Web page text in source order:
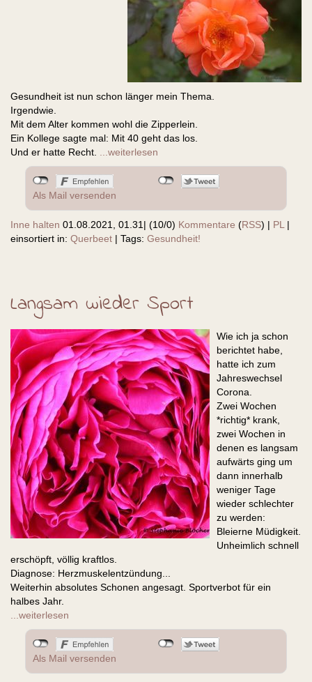
Gesundheit ist nun schon länger mein Thema.
Irgendwie.
Mit dem Alter kommen wohl die Zipperlein.
Ein Kollege sagte mal: Mit 40 geht das los.
Und er hatte Recht.
...weiterlesen
Als Mail versenden
Inne halten 01.08.2021, 01.31 | (10/0) Kommentare (RSS) | PL |
einsortiert in: Querbeet | Tags: Gesundheit!
Langsam wieder Sport
Wie ich ja schon
berichtet habe,
hatte ich zum
Jahreswechsel
Corona.
Zwei Wochen
*richtig* krank,
zwei Wochen in
denen es langsam
aufwärts ging um
dann innerhalb
weniger Tage
wieder schlechter
zu werden:
Bleierne Müdigkeit.
Unheimlich schnell
erschöpft, völlig kraftlos.
Diagnose: Herzmuskelentzündung...
Weiterhin absolutes Schonen angesagt. Sportverbot für ein
halbes Jahr.
...weiterlesen
Als Mail versenden